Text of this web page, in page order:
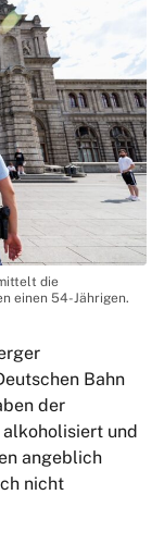
die
einen 54-Jährigen.
Bahn
der
und
angeblich
nicht